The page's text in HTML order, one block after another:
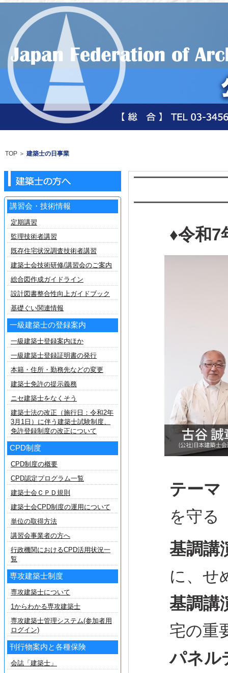
TOP ＞ 建築士の日事業
♦令和7
テーマ
を守る
基調
に、せ
基調
宅の重
パネル
講習会・技術情報
定期講習
監理技術者講習
既存住宅状況調査技術者講習
建築士会技術研修/講習会のご案内
総合図作成ガイドライン
設計図書整合性向上ガイドブック
基礎ぐい関連情報
一級建築士の登録案内
一級建築士登録案内ほか
一級建築士登録証明書の発行
本籍・住所・勤務先などの変更
建築士免許の提示義務
ニセ建築士をなくそう
建築士法の改正（施行日：令和2年
3月1日）に伴う建築士試験制度、
免許登録制度の改正について
CPD制度
CPD制度の概要
CPD認定プログラム一覧
建築士会ＣＰＤ規則
建築士会CPD制度の運用について
単位の取得方法
講習会事業者の方へ
行政機関におけるCPD活用状況一
覧
専攻建築士制度
専攻建築士について
1からわかる専攻建築士
専攻建築士管理システム(参加者用
ログイン)
刊行物案内と各種保険
会誌「建築士」